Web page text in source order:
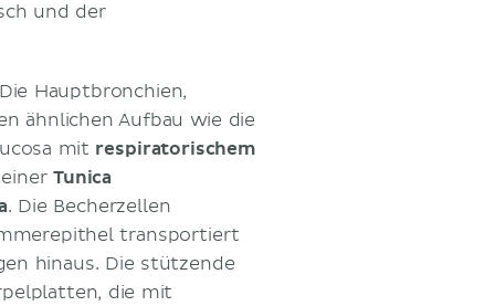
und der
Hauptbronchien,
ähnlichen Aufbau wie die
mit respiratorischem
Tunica
. Die Becherzellen
transportiert
hinaus. Die stützende
die mit